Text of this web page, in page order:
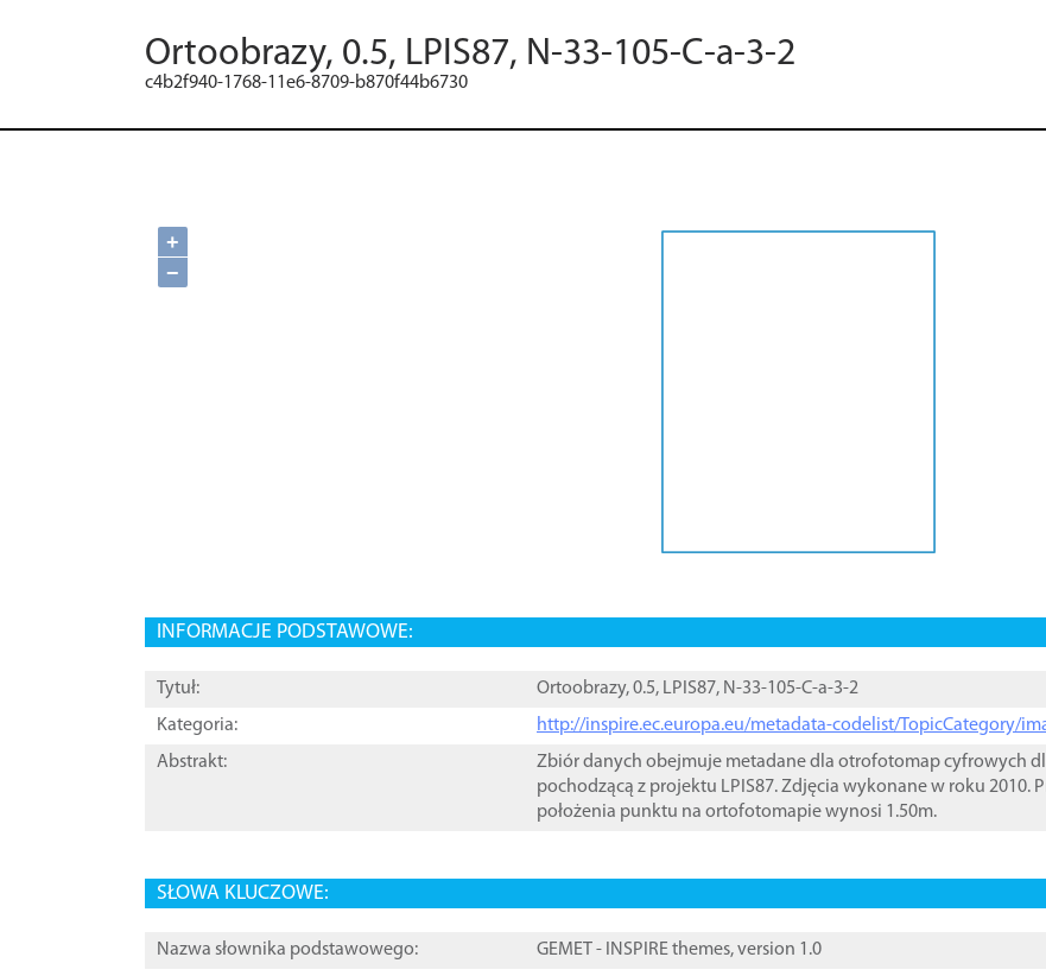
Ortoobrazy, 0.5, LPIS87, N-33-105-C-a-3-2
c4b2f940-1768-11e6-8709-b870f44b6730
+
−
INFORMACJE PODSTAWOWE:
Tytuł:
Ortoobrazy, 0.5, LPIS87, N-33-105-C-a-3-2
Kategoria:
http://inspire.ec.europa.eu/metadata-codelist/TopicCategory/
Abstrakt:
Zbiór danych obejmuje metadane dla otrofotomap cyfrowych
pochodzącą z projektu LPIS87. Zdjęcia wykonane w roku 2010.
położenia punktu na ortofotomapie wynosi 1.50m.
SŁOWA KLUCZOWE:
Nazwa słownika podstawowego:
GEMET - INSPIRE themes, version 1.0